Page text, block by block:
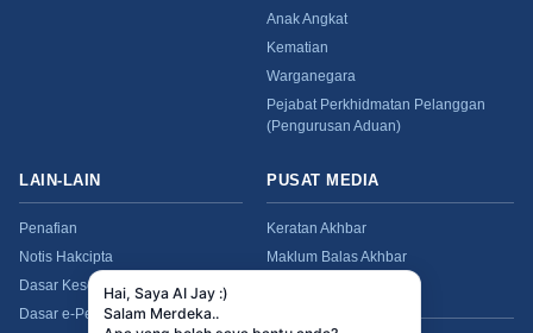
Anak Angkat
Kematian
Warganegara
Pejabat Perkhidmatan Pelanggan
(Pengurusan Aduan)
LAIN-LAIN
Penafian
Notis Hakcipta
Dasar Keselamatan
Dasar e-Penyertaan
PUSAT MEDIA
Keratan Akhbar
Maklum Balas Akhbar